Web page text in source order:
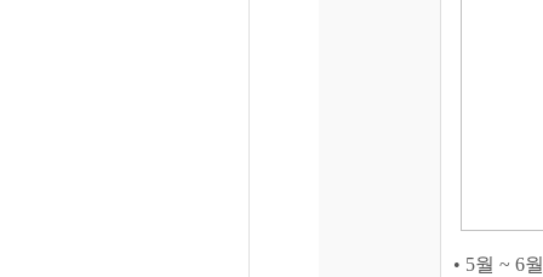
• 5월 ~ 6